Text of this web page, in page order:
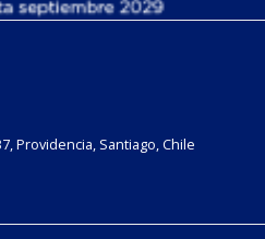
Providencia, Santiago, Chile